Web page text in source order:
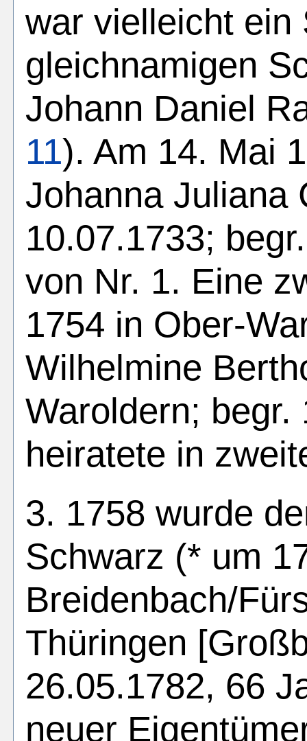
war vielleicht ein
gleichnamigen
Johann Daniel
11). Am 14. Mai
Johanna Juliana
10.07.1733;
von Nr. 1. Eine
1754 in Ober-
Wilhelmine
Waroldern;
heiratete in
3. 1758 wurde
Schwarz (* um
Breidenbach/
Thüringen
26.05.1782, 66
neuer